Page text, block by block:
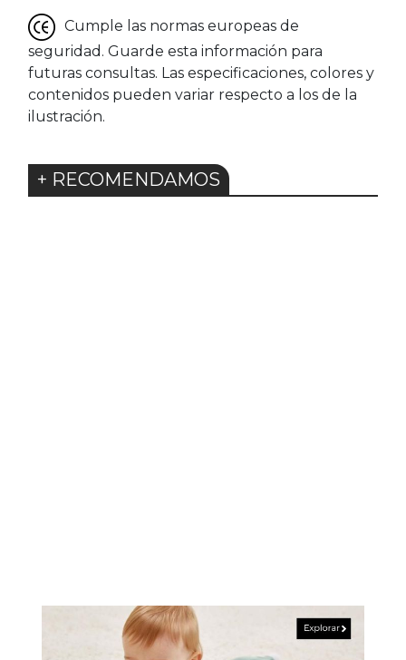
Cumple las normas europeas de
seguridad. Guarde esta información para
futuras consultas. Las especificaciones, colores y
contenidos pueden variar respecto a los de la
ilustración.
+ RECOMENDAMOS